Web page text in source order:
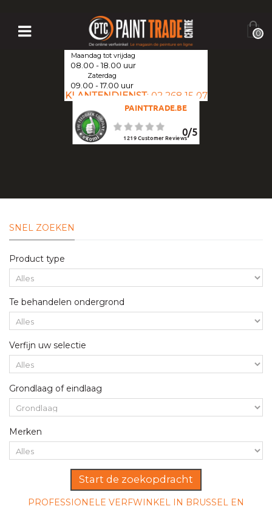
0
Maandag tot vrijdag
08.00 - 18.00 uur
Zaterdag
09.00 - 17.00 uur
KLANTENDIENST: 02 268 15 07
PAINTTRADE.BE
0/5
1219Customer Reviews
SNEL ZOEKEN
Product type
Te behandelen ondergrond
Verfijn uw selectie
Grondlaag of eindlaag
Merken
Start de zoekopdracht
PROFESSIONELE VERFWINKEL IN BRUSSEL EN